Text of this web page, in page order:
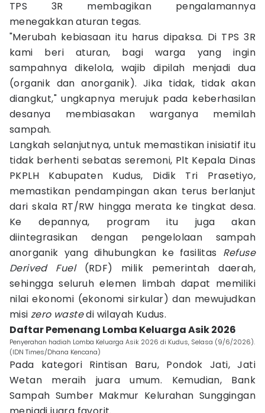
TPS 3R membagikan pengalamannya
menegakkan aturan tegas.
"Merubah kebiasaan itu harus dipaksa. Di TPS 3R
kami beri aturan, bagi warga yang ingin
sampahnya dikelola, wajib dipilah menjadi dua
(organik dan anorganik). Jika tidak, tidak akan
diangkut," ungkapnya merujuk pada keberhasilan
desanya membiasakan warganya memilah
sampah.
Langkah selanjutnya, untuk memastikan inisiatif itu
tidak berhenti sebatas seremoni, Plt Kepala Dinas
PKPLH Kabupaten Kudus, Didik Tri Prasetiyo,
memastikan pendampingan akan terus berlanjut
dari skala RT/RW hingga merata ke tingkat desa.
Ke depannya, program itu juga akan
diintegrasikan dengan pengelolaan sampah
anorganik yang dihubungkan ke fasilitas Refuse
Derived Fuel(RDF) milik pemerintah daerah,
sehingga seluruh elemen limbah dapat memiliki
nilai ekonomi (ekonomi sirkular) dan mewujudkan
misi zero wastedi wilayah Kudus.
Daftar Pemenang Lomba Keluarga Asik 2026
Penyerahan hadiah Lomba Keluarga Asik 2026 di Kudus, Selasa (9/6/2026).
(IDN Times/Dhana Kencana)
Pada kategori Rintisan Baru, Pondok Jati, Jati
Wetan meraih juara umum. Kemudian, Bank
Sampah Sumber Makmur Kelurahan Sunggingan